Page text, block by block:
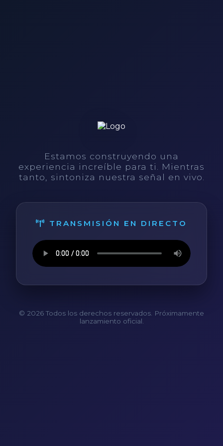
Estamos construyendo una
experiencia increíble para ti. Mientras
tanto, sintoniza nuestra señal en vivo.
TRANSMISIÓN EN DIRECTO
© 2026 Todos los derechos reservados. Próximamente
lanzamiento oficial.